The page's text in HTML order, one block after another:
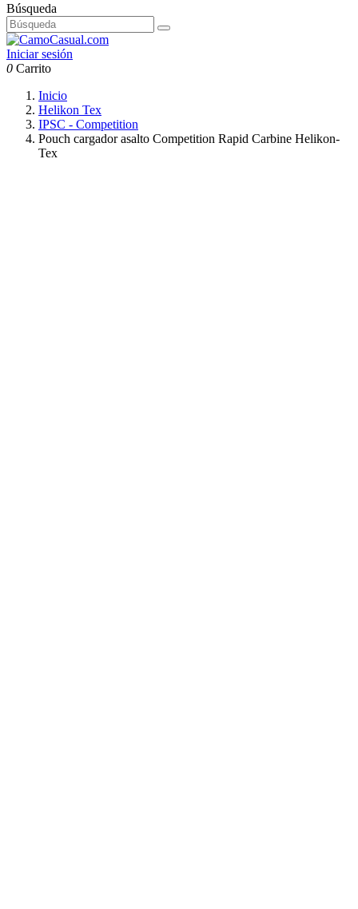
Búsqueda
Iniciar sesión
0 Carrito
Inicio
Helikon Tex
IPSC - Competition
Pouch cargador asalto Competition Rapid Carbine Helikon-
Tex